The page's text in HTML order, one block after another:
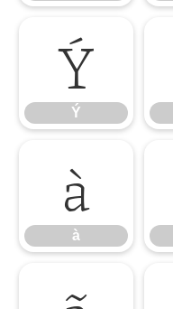
Ý
Ý
à
à